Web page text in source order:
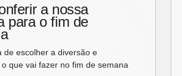
a nossa
para o fim de
de escolher a diversão e
que vai fazer no fim de semana